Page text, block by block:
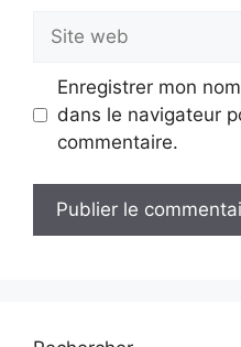
web
Enregistrer mon
dans le navigateur
commentaire.